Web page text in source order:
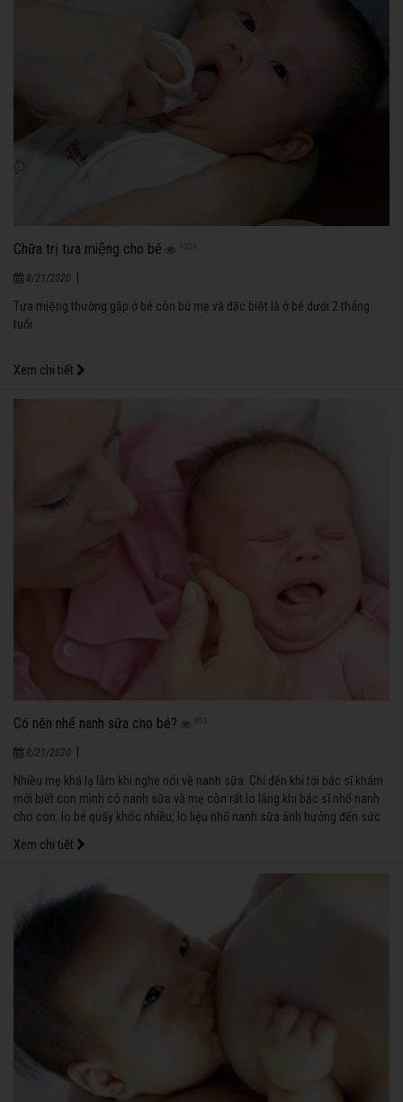
Chữa trị tưa miệng cho bé 1009
8/21/2020
Tưa miệng thường gặp ở bé còn bú mẹ và đặc biệt là ở bé dưới 2 tháng
tuổi.
Xem chi tiết
Có nên nhể nanh sữa cho bé? 951
8/21/2020
Nhiều mẹ khá lạ lẫm khi nghe nói về nanh sữa. Chỉ đến khi tới bác sĩ khám
mới biết con mình có nanh sữa và mẹ còn rất lo lắng khi bác sĩ nhổ nanh
cho con: lo bé quấy khóc nhiều; lo liệu nhổ nanh sữa ảnh hưởng đến sức
Xem chi tiết